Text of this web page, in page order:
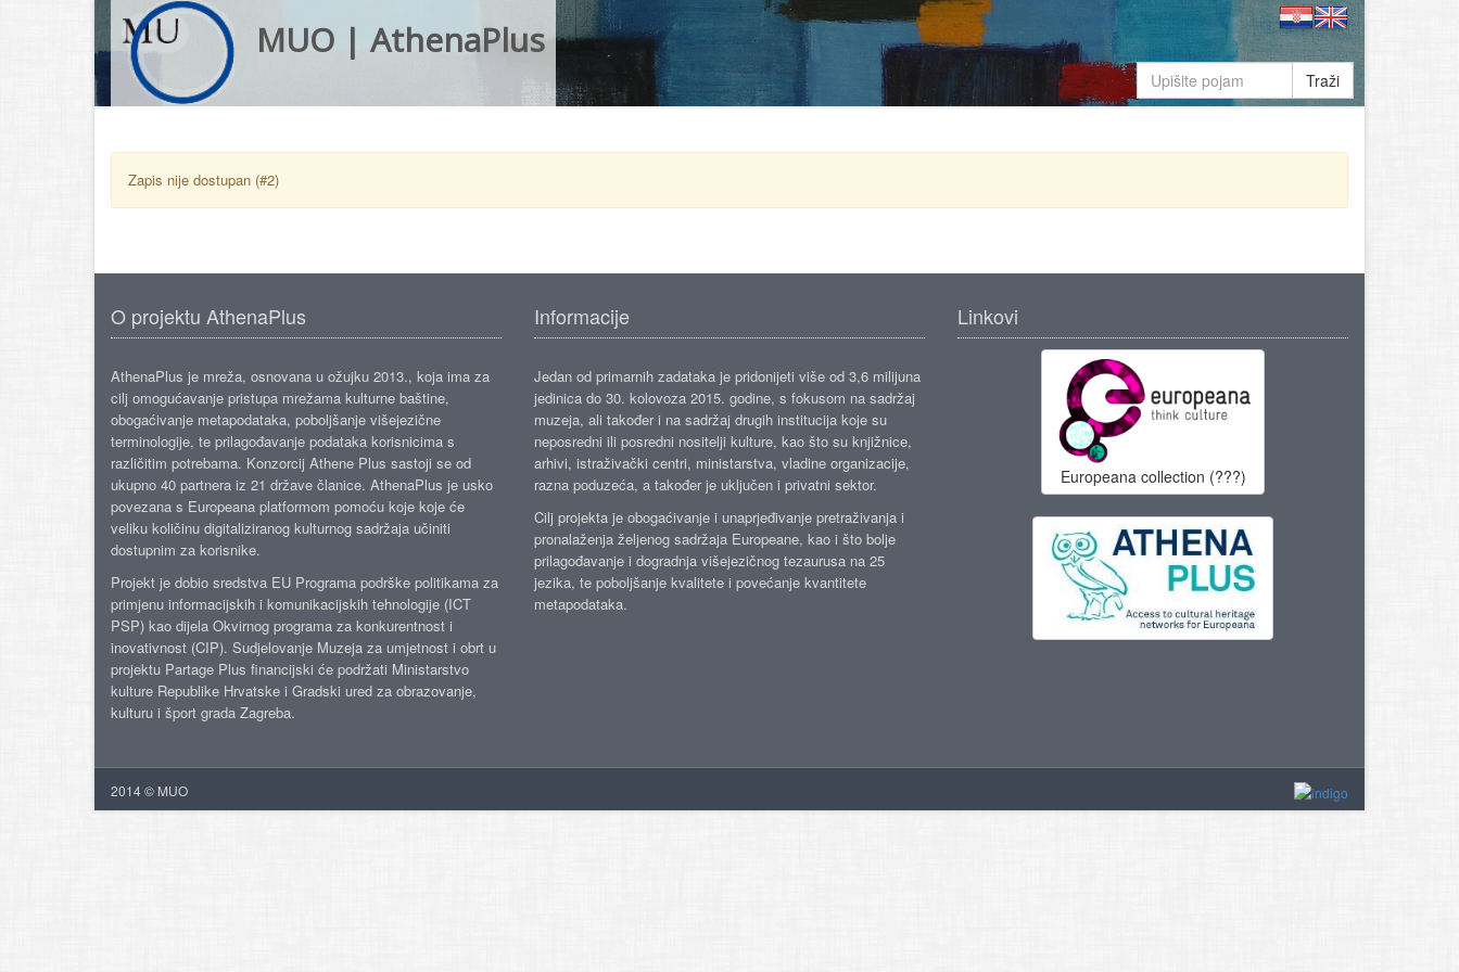
MUO | AthenaPlus
Traži
Zapis nije dostupan (#2)
O projektu AthenaPlus
AthenaPlus je mreža, osnovana u ožujku 2013., koja ima za
cilj omogućavanje pristupa mrežama kulturne baštine,
obogaćivanje metapodataka, poboljšanje višejezične
terminologije, te prilagođavanje podataka korisnicima s
različitim potrebama. Konzorcij Athene Plus sastoji se od
ukupno 40 partnera iz 21 države članice. AthenaPlus je usko
povezana s Europeana platformom pomoću koje koje će
veliku količinu digitaliziranog kulturnog sadržaja učiniti
dostupnim za korisnike.
Projekt je dobio sredstva EU Programa podrške politikama za
primjenu informacijskih i komunikacijskih tehnologije (ICT
PSP) kao dijela Okvirnog programa za konkurentnost i
inovativnost (CIP). Sudjelovanje Muzeja za umjetnost i obrt u
projektu Partage Plus financijski će podržati Ministarstvo
kulture Republike Hrvatske i Gradski ured za obrazovanje,
kulturu i šport grada Zagreba.
Informacije
Jedan od primarnih zadataka je pridonijeti više od 3,6 milijuna
jedinica do 30. kolovoza 2015. godine, s fokusom na sadržaj
muzeja, ali također i na sadržaj drugih institucija koje su
neposredni ili posredni nositelji kulture, kao što su knjižnice,
arhivi, istraživački centri, ministarstva, vladine organizacije,
razna poduzeća, a također je uključen i privatni sektor.
Cilj projekta je obogaćivanje i unaprjeđivanje pretraživanja i
pronalaženja željenog sadržaja Europeane, kao i što bolje
prilagođavanje i dogradnja višejezičnog tezaurusa na 25
jezika, te poboljšanje kvalitete i povećanje kvantitete
metapodataka.
Linkovi
Europeana collection (???)
2014 © MUO